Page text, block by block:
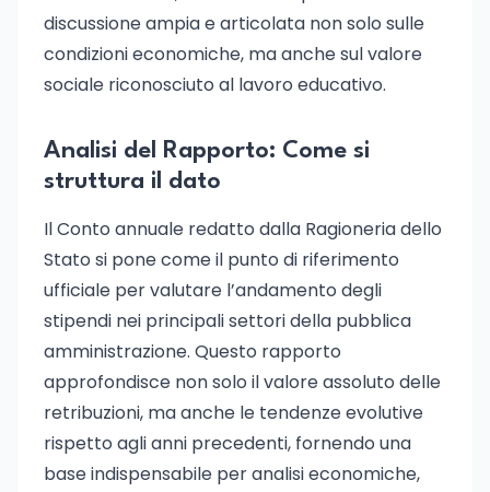
discussione ampia e articolata non solo sulle
condizioni economiche, ma anche sul valore
sociale riconosciuto al lavoro educativo.
Analisi del Rapporto: Come si
struttura il dato
Il Conto annuale redatto dalla Ragioneria dello
Stato si pone come il punto di riferimento
ufficiale per valutare l’andamento degli
stipendi nei principali settori della pubblica
amministrazione. Questo rapporto
approfondisce non solo il valore assoluto delle
retribuzioni, ma anche le tendenze evolutive
rispetto agli anni precedenti, fornendo una
base indispensabile per analisi economiche,